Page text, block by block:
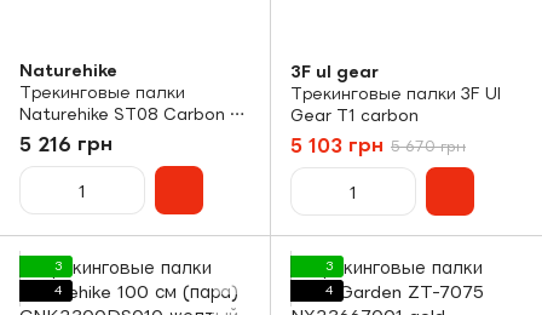
Naturehike
Трекинговые палки
Naturehike ST08 Carbon 4-
сек. (пара) 120 см
NH18D020-Z бордовый
5 216 грн
3F ul gear
Трекинговые палки 3F Ul
Gear T1 carbon
5 103 грн 5 670 грн
3
4
3
4